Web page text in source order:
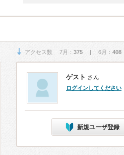
アクセス数 7月： 375 | 6月： 408
ゲスト さん
ログインしてください
新規ユーザ登録